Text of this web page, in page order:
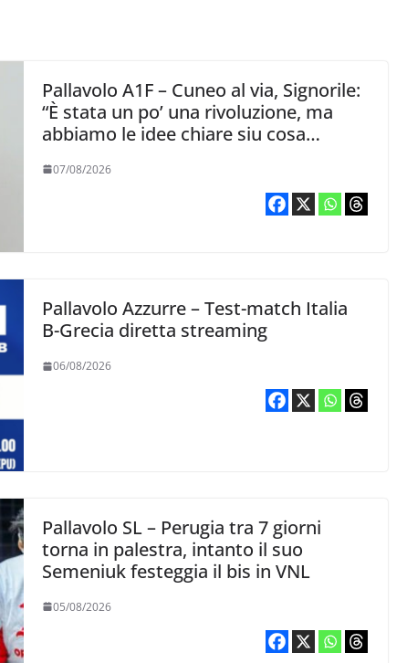
Pallavolo A1F – Cuneo al via, Signorile:
“È stata un po’ una rivoluzione, ma
abbiamo le idee chiare siu cosa
07/08/2026
Pallavolo Azzurre – Test-match Italia
B-Grecia diretta streaming
06/08/2026
Pallavolo SL – Perugia tra 7 giorni
torna in palestra, intanto il suo
Semeniuk festeggia il bis in VNL
05/08/2026